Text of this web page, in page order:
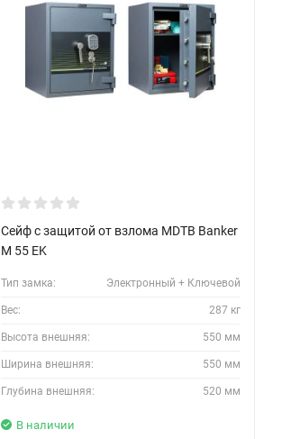
Сейф с защитой от взлома MDTB Banker
M 55 EK
Тип замка: Электронный + Ключевой
Вес: 287 кг
Высота внешняя: 550 мм
Ширина внешняя: 550 мм
Глубина внешняя: 520 мм
В наличии